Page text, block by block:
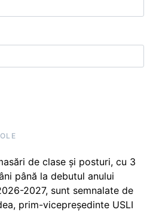
de clase și posturi, cu 3
până la debutul anului
2027, sunt semnalate de
prim-vicepreședinte USLI